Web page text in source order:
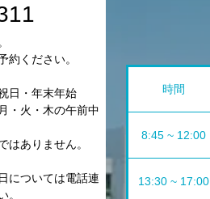
約ください。
日・年末年始
・火・木の午前中
ありません。
については電話連
。
時間
8:45 ~ 12:00
13:30 ~ 17:00